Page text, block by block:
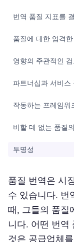
번역 품질 지표를
품질에 대한 엄격
영향의 주관적인
파트너십과 서비스
작동하는 프레임워
비할 데 없는 품질
투명성
품질 번역은 시
수 있습니다. 번
때, 그들의 품질
니다. 어떤 번역
것은 공급업체